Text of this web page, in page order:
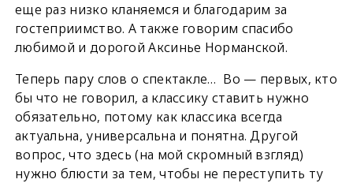
еще раз низко кланяемся и благодарим за
гостеприимство. А также говорим спасибо
любимой и дорогой Аксинье Норманской.
Теперь пару слов о спектакле… Во — первых, кто
бы что не говорил, а классику ставить нужно
обязательно, потому как классика всегда
актуальна, универсальна и понятна. Другой
вопрос, что здесь (на мой скромный взгляд)
нужно блюсти за тем, чтобы не переступить ту